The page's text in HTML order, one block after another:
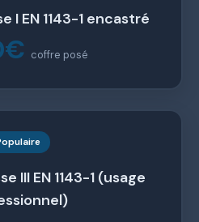
EN 1143-1 encastré
coffre posé
III EN 1143-1 (usage